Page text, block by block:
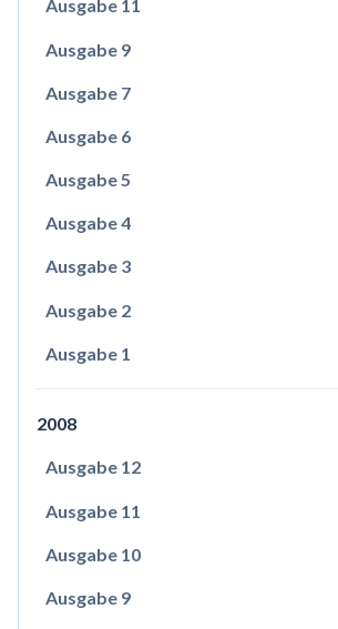
Ausgabe 11
Ausgabe 9
Ausgabe 7
Ausgabe 6
Ausgabe 5
Ausgabe 4
Ausgabe 3
Ausgabe 2
Ausgabe 1
2008
Ausgabe 12
Ausgabe 11
Ausgabe 10
Ausgabe 9